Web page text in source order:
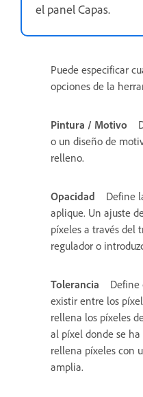
el panel Capas.
Puede especificar
opciones de la
Pintura / Motivo
o un diseño de
relleno.
Opacidad
Define
aplique. Un ajuste
píxeles a través del
regulador o
Tolerancia
Define
existir entre los
rellena los píxeles
al píxel donde se
rellena píxeles con
amplia.